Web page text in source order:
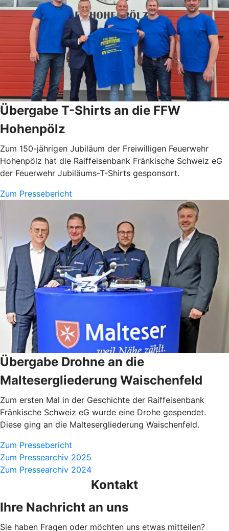
Übergabe T-Shirts an die FFW
Hohenpölz
Zum 150-jährigen Jubiläum der Freiwilligen Feuerwehr
Hohenpölz hat die Raiffeisenbank Fränkische Schweiz eG
der Feuerwehr Jubiläums-T-Shirts gesponsort.
Zum Pressebericht
Übergabe Drohne an die
Maltesergliederung Waischenfeld
Zum ersten Mal in der Geschichte der Raiffeisenbank
Fränkische Schweiz eG wurde eine Drohe gespendet.
Diese ging an die Maltesergliederung Waischenfeld.
Zum Pressebericht
Zum Pressearchiv 2025
Zum Pressearchiv 2024
Kontakt
Ihre Nachricht an uns
Sie haben Fragen oder möchten uns etwas mitteilen?